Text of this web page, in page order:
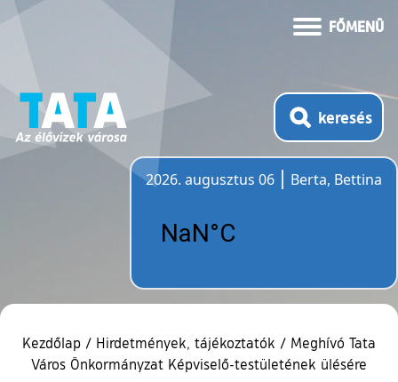
FŐMENÜ
keresés
2026. augusztus 06
Berta, Bettina
Kezdőlap / Hirdetmények, tájékoztatók / Meghívó Tata
Város Önkormányzat Képviselő-testületének ülésére